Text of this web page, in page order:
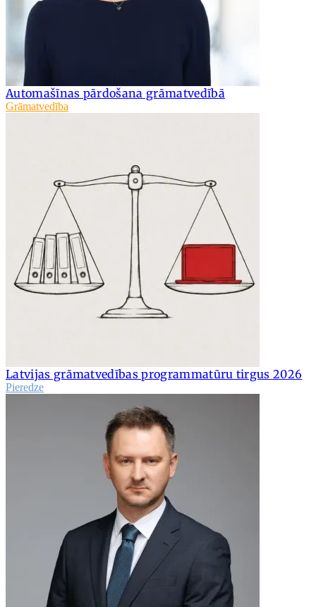
Automašīnas pārdošana grāmatvedībā
Grāmatvedība
Latvijas grāmatvedības programmatūru tirgus 2026
Pieredze